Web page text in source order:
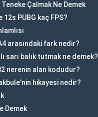
Çalmak Ne Demek
12s PUBG kaç FPS?
arasındaki fark nedir?
sarı balık tutmak ne demek?
nerenin alan kodudur?
hikayesi nedir?
Demek